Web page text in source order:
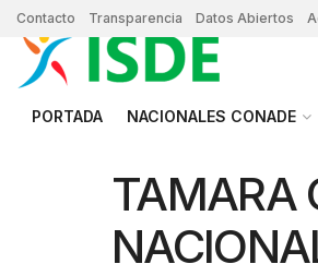
Contacto Transparencia Datos Abiertos
PORTADA NACIONALES CONADE
TAMARA